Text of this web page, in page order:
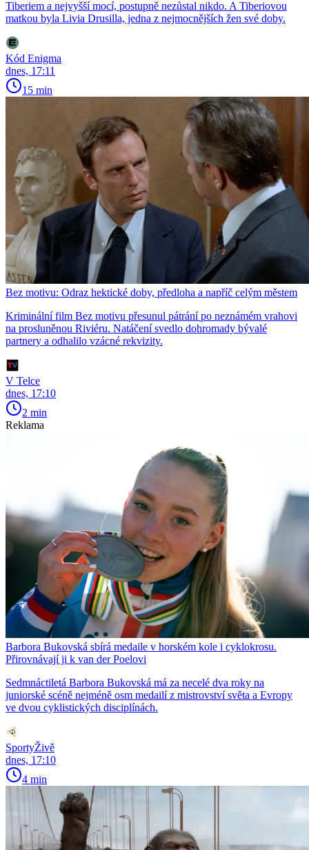
Tiberiem a nejvyšší mocí, postupně nezůstal nikdo. A Tiberiovou
matkou byla Livia Drusilla, jedna z nejmocnějších žen své doby.
Kód Enigma
dnes, 17:11
15 min
Bez motivu: Odraz hektické doby, předloha a napříč celým městem
Kriminální film Bez motivu přesunul pátrání po neznámém vrahovi
na prosluněnou Riviéru. Natáčení svedlo dohromady bývalé
partnery a odhalilo vzácné rekvizity.
V Telce
dnes, 17:10
2 min
Reklama
Barbora Bukovská sbírá medaile v horském kole i cyklokrosu.
Přirovnávají ji k van der Poelovi
Sedmnáctiletá Barbora Bukovská má za necelé dva roky na
juniorské scéně nejméně osm medailí z mistrovství světa a Evropy
ve dvou cyklistických disciplínách.
SportyŽivě
dnes, 17:10
4 min